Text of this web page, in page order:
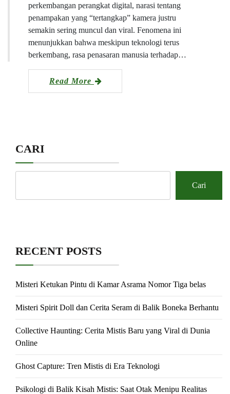
perkembangan perangkat digital, narasi tentang
penampakan yang “tertangkap” kamera justru
semakin sering muncul dan viral. Fenomena ini
menunjukkan bahwa meskipun teknologi terus
berkembang, rasa penasaran manusia terhadap…
Read More
CARI
Cari
RECENT POSTS
Misteri Ketukan Pintu di Kamar Asrama Nomor Tiga belas
Misteri Spirit Doll dan Cerita Seram di Balik Boneka Berhantu
Collective Haunting: Cerita Mistis Baru yang Viral di Dunia
Online
Ghost Capture: Tren Mistis di Era Teknologi
Psikologi di Balik Kisah Mistis: Saat Otak Menipu Realitas